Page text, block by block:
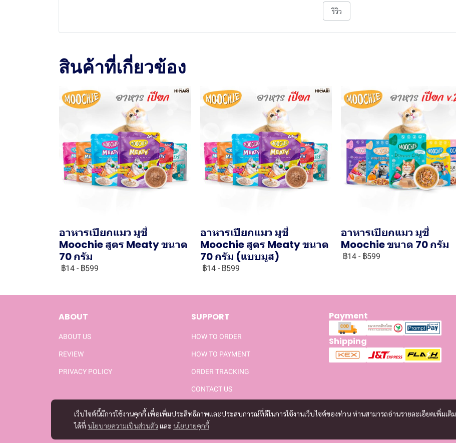
รีวิว
สินค้าที่เกี่ยวข้อง
อาหารเปียกแมว มูชี่
Moochie สูตร Meaty ขนาด
70 กรัม
฿14 - ฿599
อาหารเปียกแมว มูชี่
Moochie สูตร Meaty ขนาด
70 กรัม (แบบมูส)
฿14 - ฿599
อาหารเปียกแมว มูชี่
Moochie ขนาด 70 กรัม
฿14 - ฿599
เว็บไซต์นี้มีการใช้งานคุกกี้ เพื่อเพิ่มประสิทธิภาพและประสบการณ์ที่ดีในการใช้งานเว็บไซต์ของท่าน ท่านสามารถอ่านรายละเอียดเพิ่มเติม
ได้ที่ นโยบายความเป็นส่วนตัว และ นโยบายคุกกี้
ABOUT
ABOUT US
REVIEW
PRIVACY POLICY
SUPPORT
HOW TO ORDER
HOW TO PAYMENT
ORDER TRACKING
CONTACT US
Payment
Shipping